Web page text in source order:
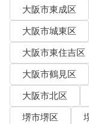
大阪市東成区
大阪市城東区
大阪市東住吉区
大阪市鶴見区
大阪市北区
堺市堺区